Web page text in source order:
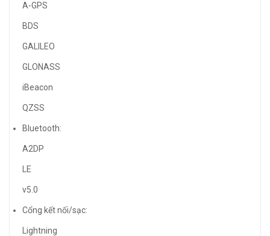
A-GPS
BDS
GALILEO
GLONASS
iBeacon
QZSS
Bluetooth:
A2DP
LE
v5.0
Cổng kết nối/sạc:
Lightning